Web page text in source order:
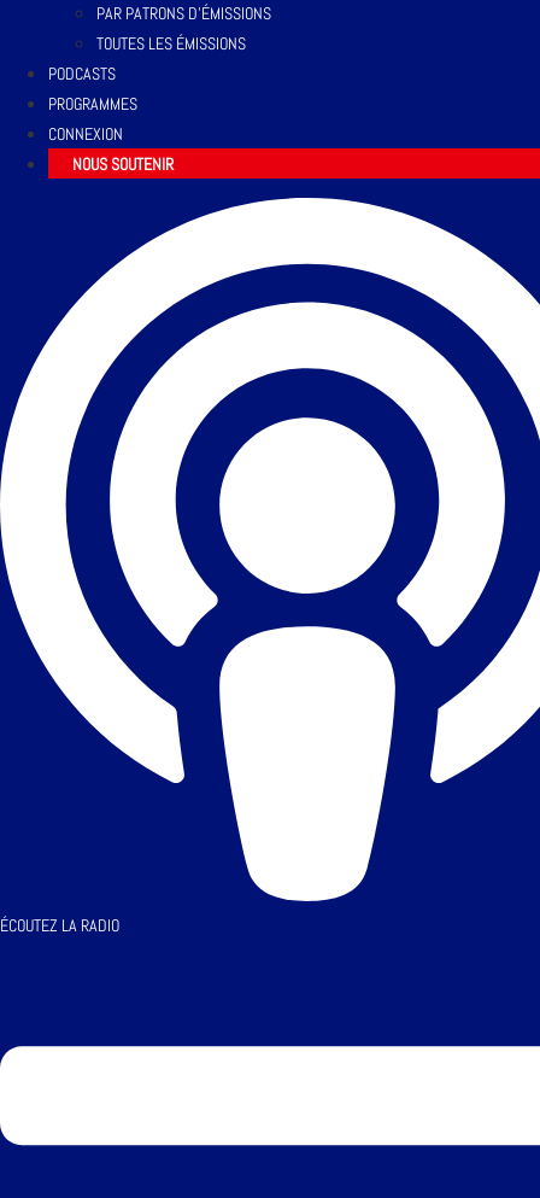
PAR PATRONS D’ÉMISSIONS
TOUTES LES ÉMISSIONS
PODCASTS
PROGRAMMES
CONNEXION
NOUS SOUTENIR
ÉCOUTEZ LA RADIO